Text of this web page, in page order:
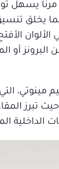
مرناً يسهل
كما يخلق
الألوان
أو
تبرز
الداخلية